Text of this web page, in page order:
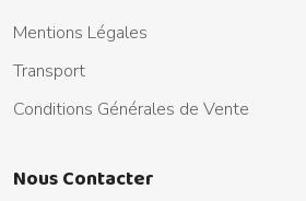
Mentions Légales
Transport
Conditions Générales de Vente
Nous Contacter